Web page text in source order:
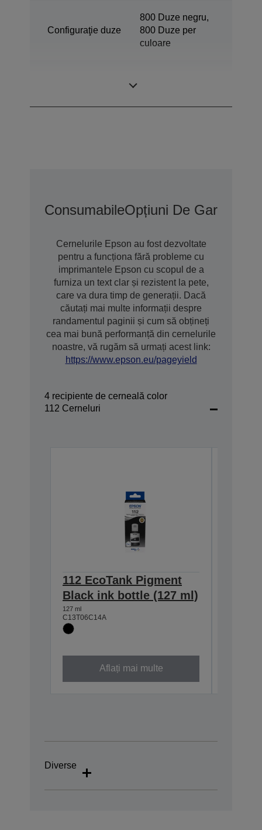
Configuraţie duze
800 Duze negru,
800 Duze per
culoare
ConsumabileOpțiuni De Garanție
Cernelurile Epson au fost dezvoltate
pentru a funcționa fără probleme cu
imprimantele Epson cu scopul de a
furniza un text clar și rezistent la pete,
care va dura timp de generații. Dacă
căutați mai multe informații despre
randamentul paginii și cum să obțineți
cea mai bună performanță din cernelurile
noastre, vă rugăm să urmați acest link:
https://www.epson.eu/pageyield
4 recipiente de cerneală color
112 Cerneluri
112 EcoTank Pigment
Black ink bottle (127 ml)
127 ml
C13T06C14A
Aflați mai multe
Diverse